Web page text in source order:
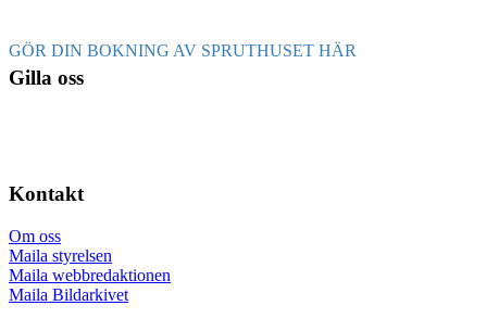
GÖR DIN BOKNING AV SPRUTHUSET HÄR
Gilla oss
Kontakt
Om oss
Maila styrelsen
Maila webbredaktionen
Maila Bildarkivet